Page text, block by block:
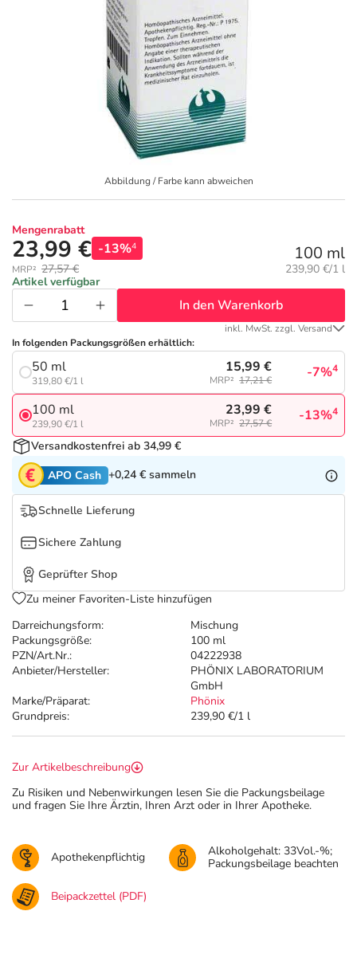
Körperpflege & Kosmetik
Mutter & Kind
Natur & Homöopathie
Sanitätshaus
Sport & Fitness
Tierapotheke
Vitamine & Mineralstoffe
Marken
Geschenkideen
Aktuelle Coupons 6
Summer SALE
Reiseapotheke
Sonnenpflege
Sommerpflege für Haar und Kopfhaut
Täglich gut versorgt
Fragen und Antworten
Beliebte Beiträge
E-Rezept App
5% Extra Cash
Avene & Ducray Deals
Evolsin Deals
Nattermann Deals
R(h)ein Nutrition Deals
Refluthin, Lasea & Carmenthin Deals
Salus Deals
Abbildung / Farbe kann abweichen
Darreichungsform:
Mischung
Packungsgröße:
100 ml
PZN/Art.Nr.:
04222938
Anbieter/Hersteller:
PHÖNIX LABORATORIUM
GmbH
Marke/Präparat:
Phönix
Grundpreis:
239,90 €/1 l
Mengenrabatt
23,99 € -13%4
MRP² 27,57 €
100 ml
Grundpreis:
239,90 €/1 l
Artikel verfügbar
In den Warenkorb
inkl. MwSt. zzgl. Versand
In folgenden Packungsgrößen erhältlich:
50 ml
319,80 €/1 l
15,99 €
MRP² 17,21 € -7%4
100 ml
239,90 €/1 l
23,99 €
MRP² 27,57 € -13%4
Versandkostenfrei ab 34,99 €
APO Cash +0,24 € sammeln
Schnelle Lieferung
Sichere Zahlung
Geprüfter Shop
Zu meiner Favoriten-Liste hinzufügen
Zur Artikelbeschreibung
Zu Risiken und Nebenwirkungen lesen Sie die Packungsbeilage
und fragen Sie Ihre Ärztin, Ihren Arzt oder in Ihrer Apotheke.
Apothekenpflichtig
Alkoholgehalt: 33Vol.-%;
Packungsbeilage beachten
Beipackzettel (PDF)